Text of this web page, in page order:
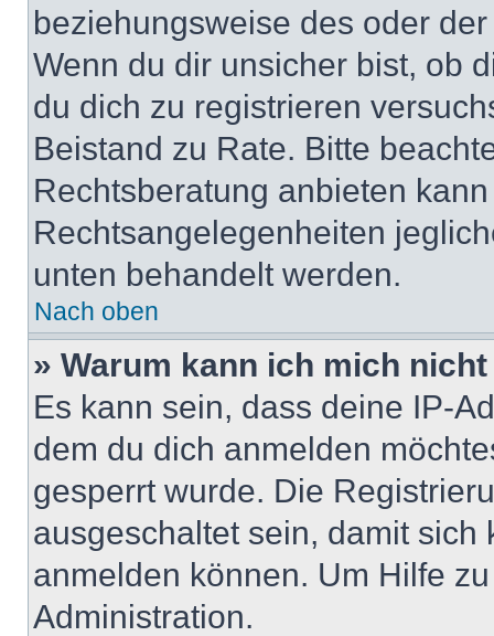
beziehungsweise des oder
Wenn du dir unsicher bist, ob
du dich zu registrieren
Beistand zu Rate. Bitte
Rechtsberatung anbieten
Rechtsangelegenheiten
unten behandelt werden.
Nach oben
» Warum kann ich mich
Es kann sein, dass deine IP-
dem du dich anmelden
gesperrt wurde. Die
ausgeschaltet sein, damit
anmelden können. Um Hilfe
Administration.